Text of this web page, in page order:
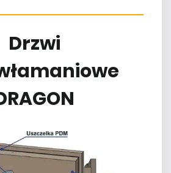
Drzwi